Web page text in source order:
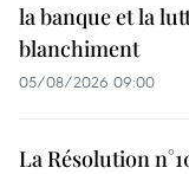
la banque et la
blanchiment
05/08/2026 09:00
La Résolution